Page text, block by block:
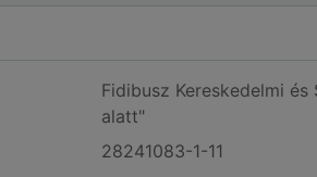
Fidibusz Kereskedelmi
alatt"
28241083-1-11